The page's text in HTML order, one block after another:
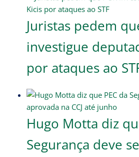
Juristas pedem
investigue
por ataques ao
Hugo Motta diz
Segurança deve